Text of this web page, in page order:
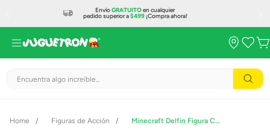
EnvíoGRATUITOen cualquier
pedido superior a$499¡Compra ahora!
Encuentra algo increíble...
Figuras de Acción Minecraft Delfin Figura Con Crafting